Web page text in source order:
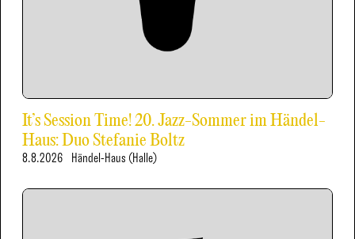
It’s Session Time! 20. Jazz-Sommer im Händel-
Haus: Duo Stefanie Boltz
8.8.2026 Händel-Haus (Halle)